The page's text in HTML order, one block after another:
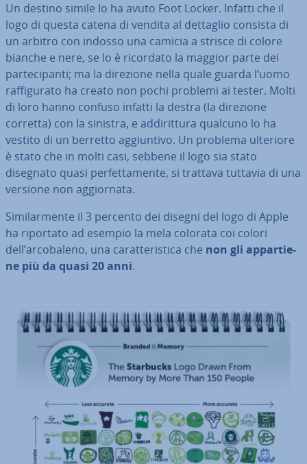
Un destino simile lo ha avuto Foot Locker. Infatti che il
logo di questa catena di vendita al dettaglio consista di
un arbitro con indosso una camicia a strisce di colore
bianche e nere, se lo è ricordato la maggior parte dei
par­te­ci­pan­ti; ma la direzione nella quale guarda l’uomo
raf­fi­gu­ra­to ha creato non pochi problemi ai tester. Molti
di loro hanno confuso infatti la destra (la direzione
corretta) con la sinistra, e ad­di­rit­tu­ra qualcuno lo ha
vestito di un berretto ag­giun­ti­vo. Un problema ulteriore
è stato che in molti casi, sebbene il logo sia stato
disegnato quasi per­fet­ta­men­te, si trattava tuttavia di una
versione non ag­gior­na­ta.
Si­mi­lar­men­te il 3 percento dei disegni del logo di Apple
ha riportato ad esempio la mela colorata coi colori
dell’ar­co­ba­le­no, una ca­rat­te­ri­sti­ca che non gli ap­par­tie­
ne più da quasi 20 anni.